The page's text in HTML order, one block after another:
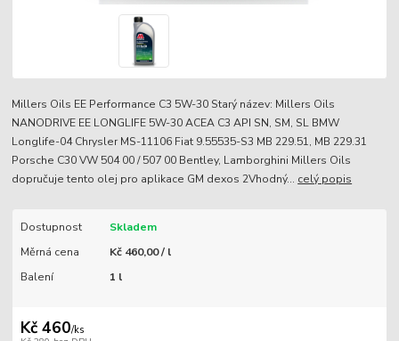
Millers Oils EE Performance C3 5W-30 Starý název: Millers Oils
NANODRIVE EE LONGLIFE 5W-30 ACEA C3 API SN, SM, SL BMW
Longlife-04 Chrysler MS-11106 Fiat 9.55535-S3 MB 229.51, MB 229.31
Porsche C30 VW 504 00 / 507 00 Bentley, Lamborghini Millers Oils
dopručuje tento olej pro aplikace GM dexos 2Vhodný... celý popis
Dostupnost
Skladem
Měrná cena
Kč 460,00 / l
Balení
1 l
Kč 460/ks